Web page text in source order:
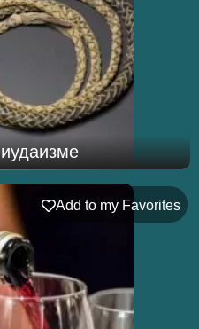
Add to my Favorites